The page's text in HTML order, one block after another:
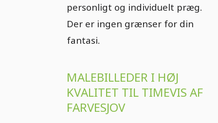
personligt og individuelt præg.
Der er ingen grænser for din
fantasi.
MALEBILLEDER I HØJ
KVALITET TIL TIMEVIS AF
FARVESJOV